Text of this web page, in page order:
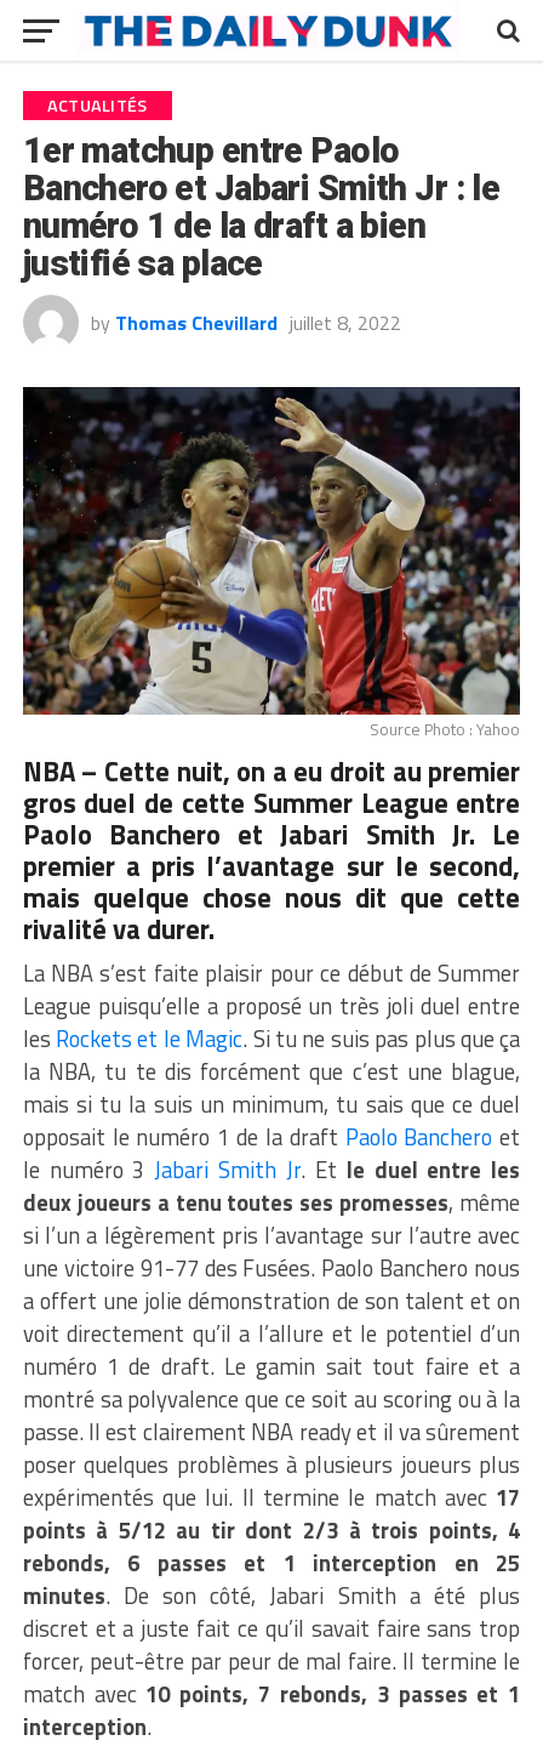
ACTUALITÉS
1er matchup entre Paolo
Banchero et Jabari Smith Jr : le
numéro 1 de la draft a bien
justifié sa place
by Thomas Chevillard juillet 8, 2022
Source Photo : Yahoo
NBA – Cette nuit, on a eu droit au premier
gros duel de cette Summer League entre
Paolo Banchero et Jabari Smith Jr. Le
premier a pris l’avantage sur le second,
mais quelque chose nous dit que cette
rivalité va durer.
La NBA s’est faite plaisir pour ce début de Summer
League puisqu’elle a proposé un très joli duel entre
les Rockets et le Magic. Si tu ne suis pas plus que ça
la NBA, tu te dis forcément que c’est une blague,
mais si tu la suis un minimum, tu sais que ce duel
opposait le numéro 1 de la draft Paolo Banchero et
le numéro 3Jabari Smith Jr. Et le duel entre les
deux joueurs a tenu toutes ses promesses, même
si l’un a légèrement pris l’avantage sur l’autre avec
une victoire 91-77 des Fusées. Paolo Banchero nous
a offert une jolie démonstration de son talent et on
voit directement qu’il a l’allure et le potentiel d’un
numéro 1 de draft. Le gamin sait tout faire et a
montré sa polyvalence que ce soit au scoring ou à la
passe. Il est clairement NBA ready et il va sûrement
poser quelques problèmes à plusieurs joueurs plus
expérimentés que lui. Il termine le match avec 17
points à 5/12 au tir dont 2/3 à trois points, 4
rebonds, 6 passes et 1 interception en 25
minutes. De son côté, Jabari Smith a été plus
discret et a juste fait ce qu’il savait faire sans trop
forcer, peut-être par peur de mal faire. Il termine le
match avec 10 points, 7 rebonds, 3 passes et 1
interception.